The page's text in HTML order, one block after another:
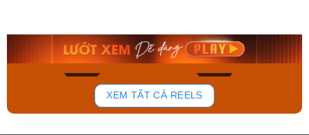
140
Mua ngay Mua ngay
XEM TẤT CẢ REELS